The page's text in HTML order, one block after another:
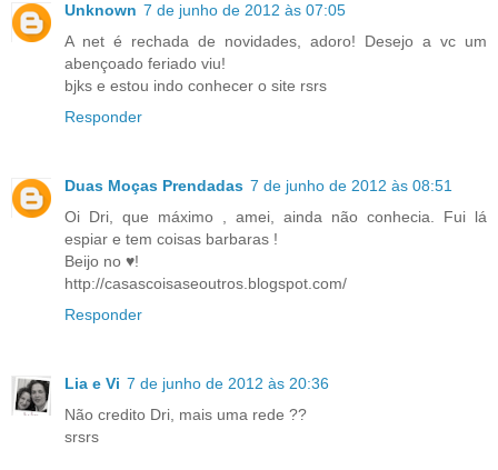
Unknown 7 de junho de 2012 às 07:05
A net é rechada de novidades, adoro! Desejo a vc um
abençoado feriado viu!
bjks e estou indo conhecer o site rsrs
Responder
Duas Moças Prendadas 7 de junho de 2012 às 08:51
Oi Dri, que máximo , amei, ainda não conhecia. Fui lá
espiar e tem coisas barbaras !
Beijo no ♥!
http://casascoisaseoutros.blogspot.com/
Responder
Lia e Vi 7 de junho de 2012 às 20:36
Não credito Dri, mais uma rede ??
srsrs